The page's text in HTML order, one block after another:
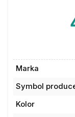
Marka
Symbol
Kolor